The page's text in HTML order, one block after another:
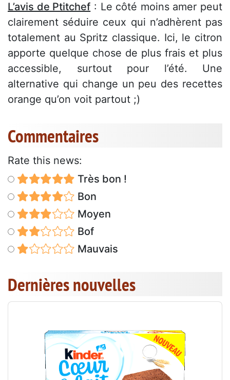
L’avis de Ptitchef : Le côté moins amer peut
clairement séduire ceux qui n’adhèrent pas
totalement au Spritz classique. Ici, le citron
apporte quelque chose de plus frais et plus
accessible, surtout pour l’été. Une
alternative qui change un peu des recettes
orange qu’on voit partout ;)
Commentaires
Rate this news:
Très bon !
Bon
Moyen
Bof
Mauvais
Dernières nouvelles